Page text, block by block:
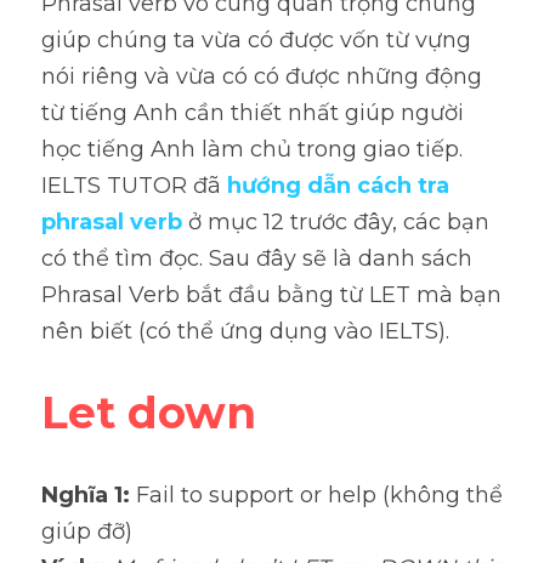
giúp chúng ta vừa có được vốn từ vựng
nói riêng và vừa có có được những động
từ tiếng Anh cần thiết nhất giúp người
học tiếng Anh làm chủ trong giao tiếp.
IELTS TUTOR đã hướng dẫn cách tra
phrasal verb ở mục 12 trước đây, các bạn
có thể tìm đọc. Sau đây sẽ là danh sách
Phrasal Verb bắt đầu bằng từ LET mà bạn
nên biết (có thể ứng dụng vào IELTS).
Let down
Nghĩa 1: Fail to support or help (không thể
giúp đỡ)